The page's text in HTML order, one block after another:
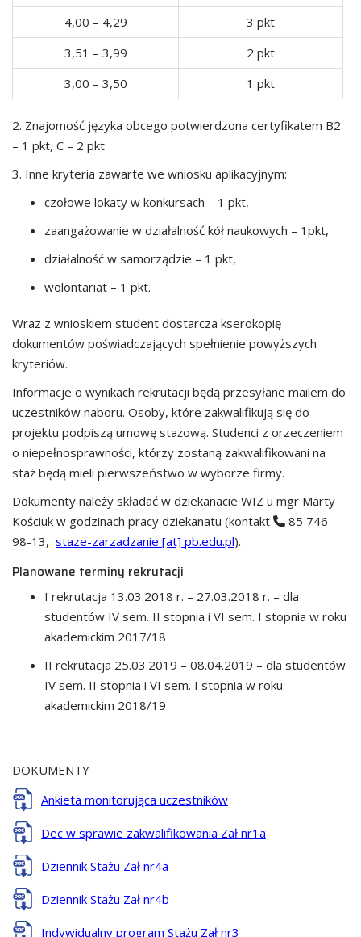
4,00 – 4,29
3 pkt
3,51 – 3,99
2 pkt
3,00 – 3,50
1 pkt
2. Znajomość języka obcego potwierdzona certyfikatem B2
– 1 pkt, C – 2 pkt
3. Inne kryteria zawarte we wniosku aplikacyjnym:
czołowe lokaty w konkursach – 1 pkt,
zaangażowanie w działalność kół naukowych – 1pkt,
działalność w samorządzie – 1 pkt,
wolontariat – 1 pkt.
Wraz z wnioskiem student dostarcza kserokopię
dokumentów poświadczających spełnienie powyższych
kryteriów.
Informacje o wynikach rekrutacji będą przesyłane mailem do
uczestników naboru. Osoby, które zakwalifikują się do
projektu podpiszą umowę stażową. Studenci z orzeczeniem
o niepełnosprawności, którzy zostaną zakwalifikowani na
staż będą mieli pierwszeństwo w wyborze firmy.
Dokumenty należy składać w dziekanacie WIZ u mgr Marty
Kościuk w godzinach pracy dziekanatu (kontakt
85 746-
98-13, staze-zarzadzanie [at] pb.edu.pl).
Planowane terminy rekrutacji
I rekrutacja 13.03.2018 r. – 27.03.2018 r. – dla
studentów IV sem. II stopnia i VI sem. I stopnia w roku
akademickim 2017/18
II rekrutacja 25.03.2019 – 08.04.2019 – dla studentów
IV sem. II stopnia i VI sem. I stopnia w roku
akademickim 2018/19
DOKUMENTY
Ankieta monitorująca uczestników
Dec w sprawie zakwalifikowania Zał nr1a
Dziennik Stażu Zał nr4a
Dziennik Stażu Zał nr4b
Indywidualny program Stażu Zał nr3